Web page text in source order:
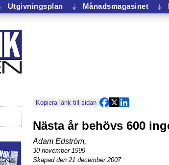
Utgivningsplan ⏚ Månadsmagasinet ⏚
Kopiera länk till sidan
Nästa år behövs 600
Adam Edström,
30 november 1999
Skapad den 21 december 2007